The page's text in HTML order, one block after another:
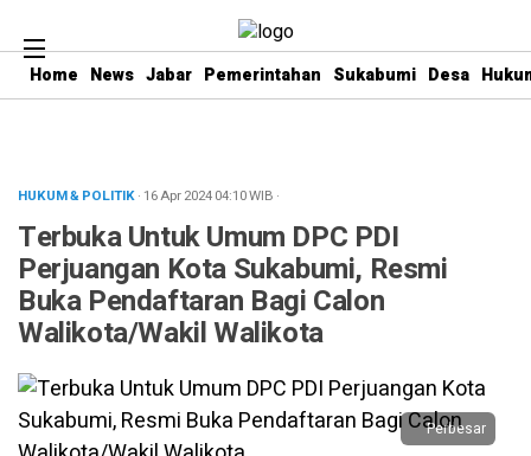
Home News Jabar Pemerintahan Sukabumi Desa
HUKUM & POLITIK· 16 Apr 202404:10WIB ·
Terbuka Untuk Umum DPC PDI
Perjuangan Kota Sukabumi, Resmi
Buka Pendaftaran Bagi Calon
Walikota/Wakil Walikota
Perbesar